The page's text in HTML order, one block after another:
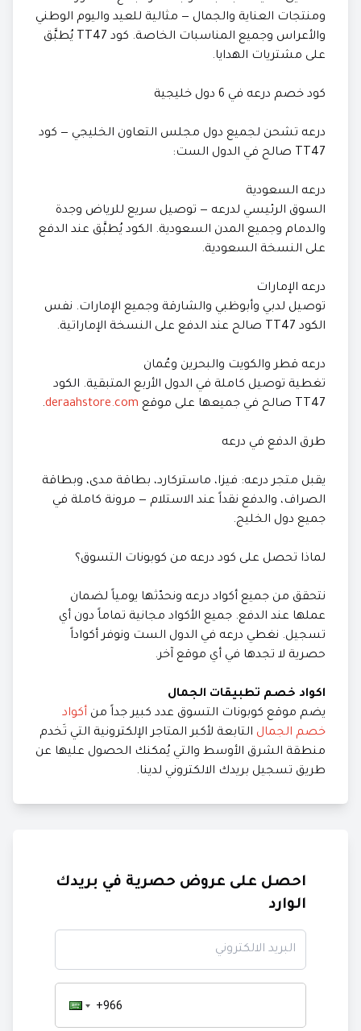
ومنتجات العناية والجمال — مثالية للعيد واليوم الوطني
والأعراس وجميع المناسبات الخاصة. كود TT47 يُطبَّق
على مشتريات الهدايا.
كود خصم درعه في 6 دول خليجية
درعه تشحن لجميع دول مجلس التعاون الخليجي — كود
TT47 صالح في الدول الست:
درعه السعودية
السوق الرئيسي لدرعه — توصيل سريع للرياض وجدة
والدمام وجميع المدن السعودية. الكود يُطبَّق عند الدفع
على النسخة السعودية.
درعه الإمارات
توصيل لدبي وأبوظبي والشارقة وجميع الإمارات. نفس
الكود TT47 صالح عند الدفع على النسخة الإماراتية.
درعه قطر والكويت والبحرين وعُمان
تغطية توصيل كاملة في الدول الأربع المتبقية. الكود
TT47 صالح في جميعها على موقع
deraahstore.com
.
طرق الدفع في درعه
يقبل متجر درعه: فيزا، ماستركارد، بطاقة مدى، وبطاقة
الصراف، والدفع نقداً عند الاستلام — مرونة كاملة في
جميع دول الخليج.
لماذا تحصل على كود درعه من كوبونات التسوق؟
نتحقق من جميع أكواد درعه ونحدّثها يومياً لضمان
عملها عند الدفع. جميع الأكواد مجانية تماماً دون أي
تسجيل. نغطي درعه في الدول الست ونوفر أكواداً
حصرية لا تجدها في أي موقع آخر.
اكواد خصم تطبيقات الجمال
يضم موقع كوبونات التسوق عدد كبير جداً من أكواد
خصم الجمال التابعة لأكبر المتاجر الإلكترونية التي تَخدم
منطقة الشرق الأوسط والتي يُمكنك الحصول عليها عن
طريق تسجيل بريدك الالكتروني لدينا.
احصل على عروض حصرية في بريدك
الوارد